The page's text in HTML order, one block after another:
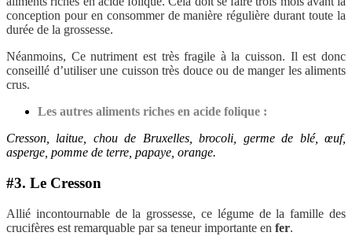
conception pour en consommer de manière régulière durant toute la
durée de la grossesse.
Néanmoins, Ce nutriment est très fragile à la cuisson. Il est donc
conseillé d’utiliser une cuisson très douce ou de manger les aliments
crus.
Les autres aliments riches en acide folique :
Cresson, laitue, chou de Bruxelles, brocoli, germe de blé, œuf,
asperge, pomme de terre, papaye, orange.
#3. Le Cresson
Allié incontournable de la grossesse, ce légume de la famille des
crucifères est remarquable par sa teneur importante en fer.